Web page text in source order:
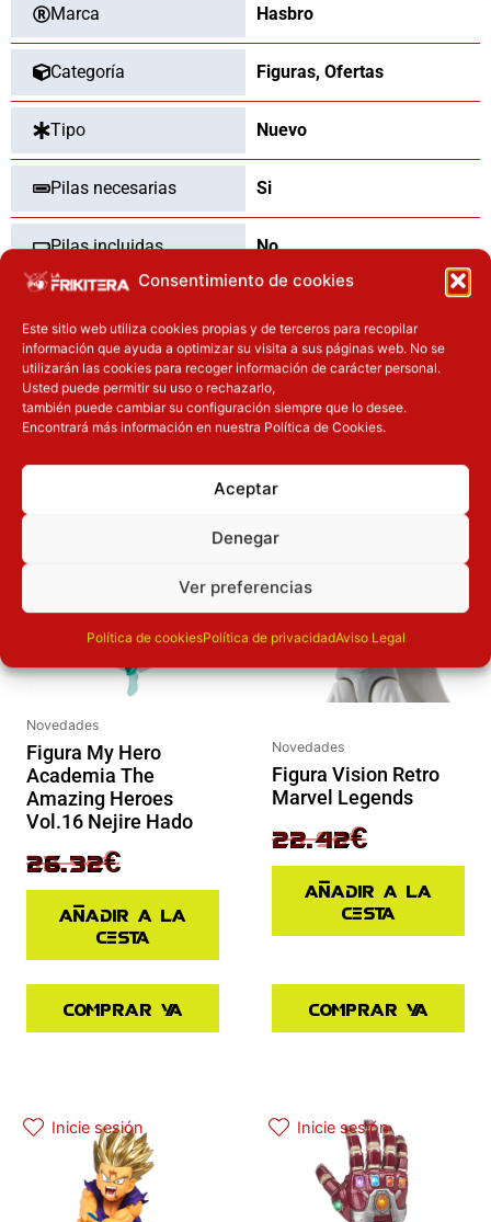
Consentimiento de cookies
Este sitio web utiliza cookies propias y de terceros para recopilar
información que ayuda a optimizar su visita a sus páginas web. No se
utilizarán las cookies para recoger información de carácter personal.
Usted puede permitir su uso o rechazarlo,
también puede cambiar su configuración siempre que lo desee.
Encontrará más información en nuestra Política de Cookies.
Aceptar
Denegar
Ver preferencias
Política de cookiesPolítica de privacidadAviso Legal
Marca Hasbro
Categoría Figuras, Ofertas
Tipo Nuevo
Pilas necesarias Si
Pilas incluidas No
OTROS PRODUCTOS QUE TE
Novedades
Figura My Hero
Academia The
Amazing Heroes
Vol.16 Nejire Hado
32.90€
El precio original era: 32.90€.
26.32€
El precio actual es: 26.32€.
Añadir a la
cesta
Comprar ya
Novedades
Figura Vision Retro
Marvel Legends
29.90€
22.42€
Añadir a la
cesta
Comprar ya
Inicie sesión Inicie sesión